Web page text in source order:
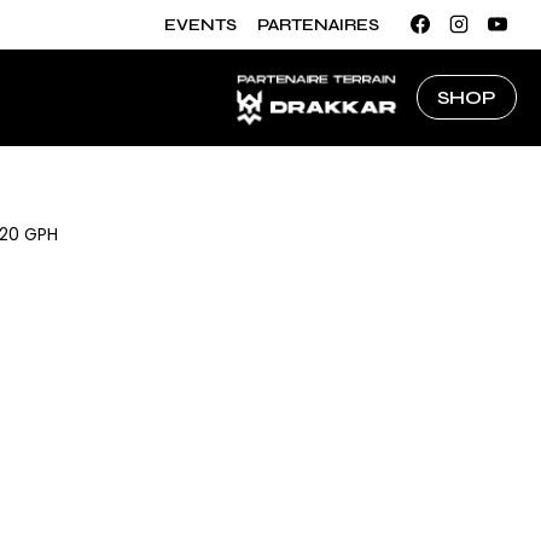
EVENTS PARTENAIRES
SHOP
GPH